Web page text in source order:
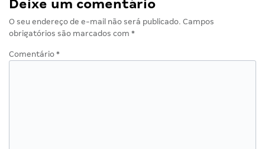
Deixe um comentário
O seu endereço de e-mail não será publicado. Campos
obrigatórios são marcados com *
Comentário *